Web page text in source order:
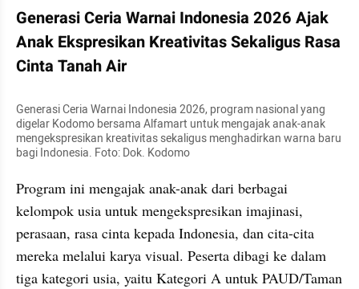
Generasi Ceria Warnai Indonesia 2026 Ajak
Anak Ekspresikan Kreativitas Sekaligus Rasa
Cinta Tanah Air
Generasi Ceria Warnai Indonesia 2026, program nasional yang
digelar Kodomo bersama Alfamart untuk mengajak anak-anak
mengekspresikan kreativitas sekaligus menghadirkan warna baru
bagi Indonesia. Foto: Dok. Kodomo
Program ini mengajak anak-anak dari berbagai
kelompok usia untuk mengekspresikan imajinasi,
perasaan, rasa cinta kepada Indonesia, dan cita-cita
mereka melalui karya visual. Peserta dibagi ke dalam
tiga kategori usia, yaitu Kategori A untuk PAUD/Taman